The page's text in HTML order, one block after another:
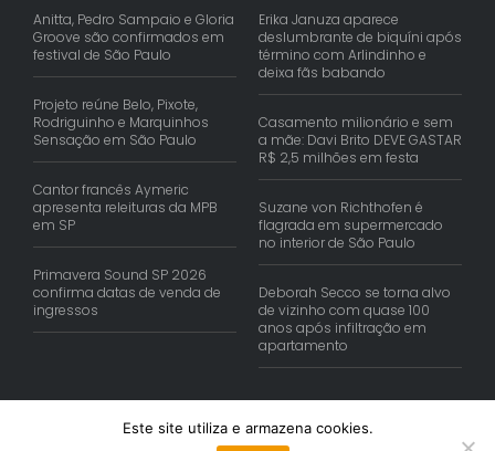
Anitta, Pedro Sampaio e Gloria
Groove são confirmados em
festival de São Paulo
Projeto reúne Belo, Pixote,
Rodriguinho e Marquinhos
Sensação em São Paulo
Cantor francês Aymeric
apresenta releituras da MPB
em SP
Primavera Sound SP 2026
confirma datas de venda de
ingressos
Erika Januza aparece
deslumbrante de biquíni após
término com Arlindinho e
deixa fãs babando
Casamento milionário e sem
a mãe: Davi Brito DEVE GASTAR
R$ 2,5 milhões em festa
Suzane von Richthofen é
flagrada em supermercado
no interior de São Paulo
Deborah Secco se torna alvo
de vizinho com quase 100
anos após infiltração em
apartamento
Este site utiliza e armazena cookies.